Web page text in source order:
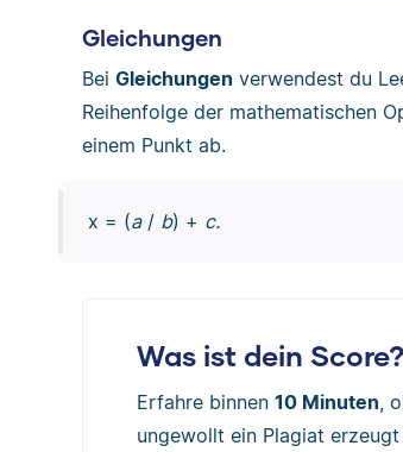
Gleichungen
Bei Gleichungen verwendest du
Reihenfolge der mathematischen
einem Punkt ab.
x = (a/ b) + c.
Was ist dein Score?
Erfahre binnen 10 Minuten ,
ungewollt ein Plagiat